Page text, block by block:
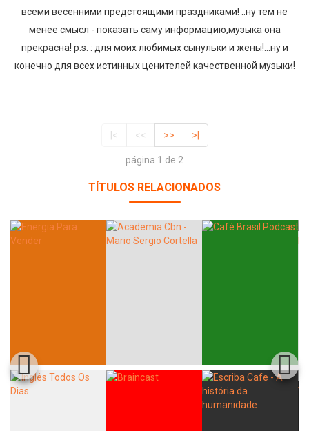
всеми весенними предстоящими праздниками! ..ну тем не
менее смысл - показать саму информацию,музыка она
прекрасна! p.s. : для моих любимых сынульки и жены!...ну и
конечно для всех истинных ценителей качественной музыки!
|< << >> >|
página 1 de 2
TÍTULOS RELACIONADOS